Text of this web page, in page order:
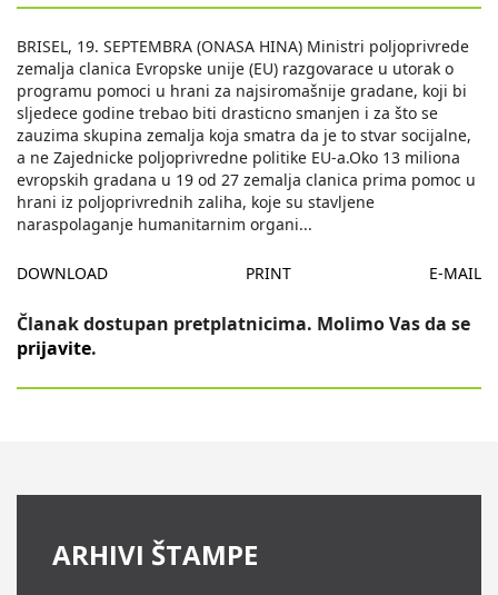
BRISEL, 19. SEPTEMBRA (ONASA HINA) Ministri poljoprivrede
zemalja clanica Evropske unije (EU) razgovarace u utorak o
programu pomoci u hrani za najsiromašnije gradane, koji bi
sljedece godine trebao biti drasticno smanjen i za što se
zauzima skupina zemalja koja smatra da je to stvar socijalne,
a ne Zajednicke poljoprivredne politike EU-a.Oko 13 miliona
evropskih gradana u 19 od 27 zemalja clanica prima pomoc u
hrani iz poljoprivrednih zaliha, koje su stavljene
naraspolaganje humanitarnim organi...
DOWNLOAD PRINT E-MAIL
Članak dostupan pretplatnicima. Molimo Vas da se
prijavite.
ARHIVI ŠTAMPE